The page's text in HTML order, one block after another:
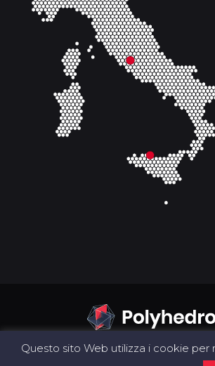
Questo sito Web utilizza i cookie per